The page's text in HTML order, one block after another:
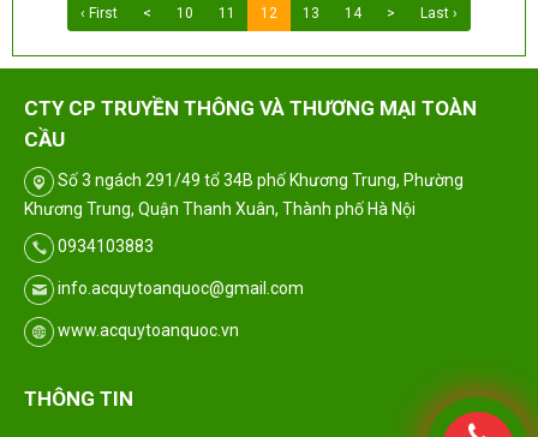
‹ First < 10 11 12 13 14 > Last ›
CTY CP TRUYỀN THÔNG VÀ THƯƠNG MẠI TOÀN
CẦU
Số 3 ngách 291/49 tổ 34B phố Khương Trung, Phường
Khương Trung, Quận Thanh Xuân, Thành phố Hà Nội
0934103883
info.acquytoanquoc@gmail.com
www.acquytoanquoc.vn
THÔNG TIN